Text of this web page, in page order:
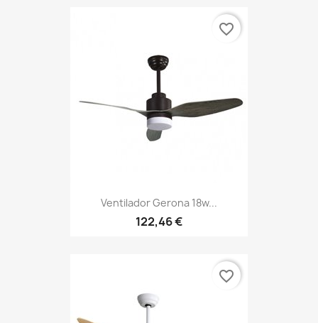
Ventilador Gerona 18w...
122,46 €
favorite_border
favorite_border